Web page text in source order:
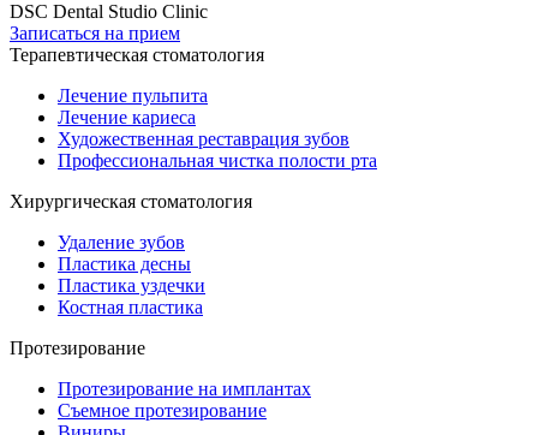
DSC Dental Studio Clinic
Записаться на прием
Терапевтическая стоматология
Лечение пульпита
Лечение кариеса
Художественная реставрация зубов
Профессиональная чистка полости рта
Хирургическая стоматология
Удаление зубов
Пластика десны
Пластика уздечки
Костная пластика
Протезирование
Протезирование на имплантах
Съемное протезирование